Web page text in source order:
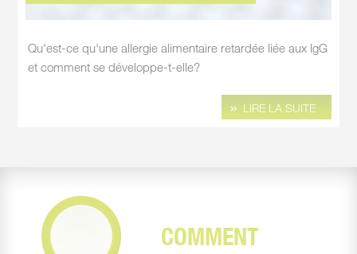
Qu'est-ce qu'une allergie alimentaire retardée liée aux IgG
et comment se développe-t-elle?
LIRE LA SUITE
COMMENT